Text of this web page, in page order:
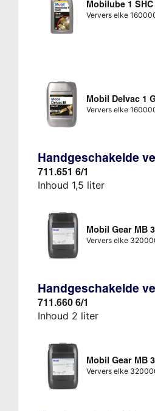
Mobilube 1 SHC
Ververs elke
Mobil Delvac 1
Ververs elke
Handgeschakelde
711.651 6/1
Inhoud 1,5 liter
Mobil Gear MB
Ververs elke
Handgeschakelde
711.660 6/1
Inhoud 2 liter
Mobil Gear MB
Ververs elke